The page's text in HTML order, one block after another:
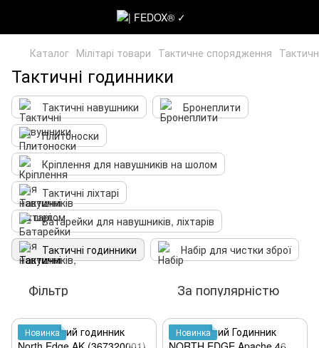
Каталог Мілітарі товари Тактичне спорядження
Тактичні годинники
Тактичні навушники
Бронеплити
Плитоноски
Кріплення для навушників на шолом
Тактичні ліхтарі
Батарейки для навушників, ліхтарів
Тактичні годинники
Набір для чистки зброї
Фільтр За популярністю
Новинка Новинка